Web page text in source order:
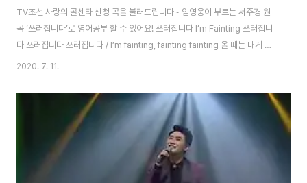
TV조선 사랑의 콜센타 신청 곡을 불러드립니다~ 임영웅이 부르는 서주경 원
곡 ‘쓰러집니다’로 영어공부 할 수 있어요! 쓰러집니다 I’m Fainting 쓰러집니
다 쓰러집니다 쓰러집니다 / I’m fainting, fainting fainting 올 때는 내게 예
고없이 다가왔다가 / You came to me without a warning 이제 와서 날 떠
perhaps an excuse 잘 갖다 붙여 뻔뻔하게도 / That you make
shamelessly 차라리 내가 싫어 졌다 말을 한다면 / If you said that you
didn’t like me anymore 잡을 나도 아니겠지만 / I w..
2020. 7. 11.